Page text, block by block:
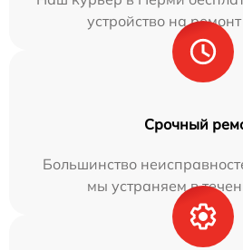
устройство на
Срочный
Большинство
мы устраняем в